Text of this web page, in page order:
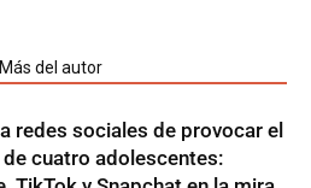
Más del autor
redes sociales de provocar el
cuatro adolescentes: